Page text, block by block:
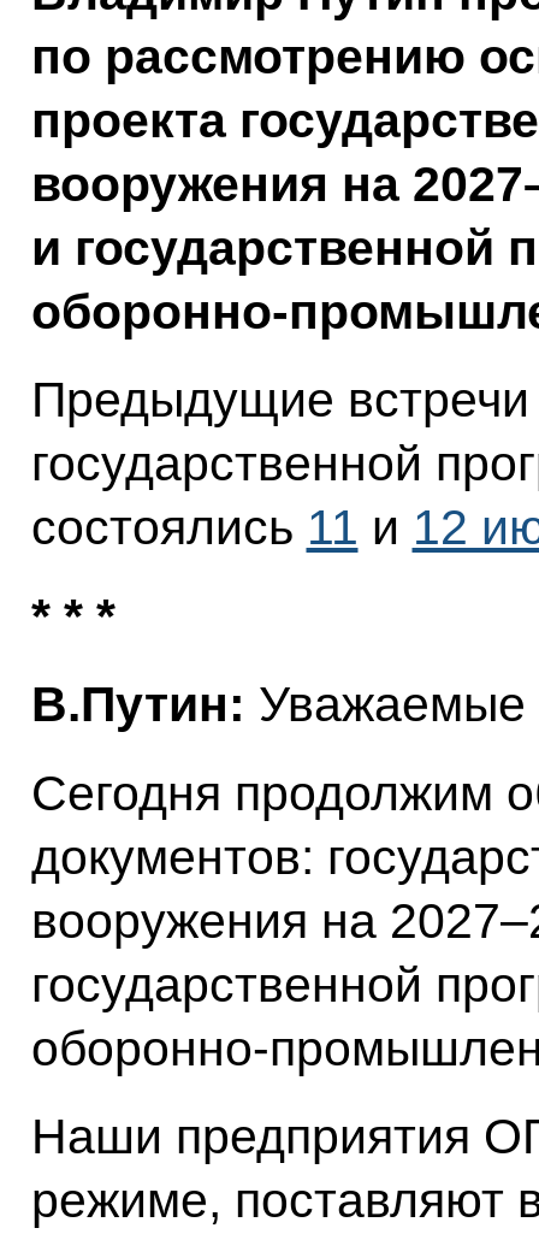
по рассмотрению
проекта
вооружения на
и государственной
оборонно-
Предыдущие
государственной
состоялись 11 и 12
* * *
В.Путин: Уважаемые
Сегодня продолжим
документов:
вооружения на
государственной
оборонно-
Наши предприятия
режиме, поставляют